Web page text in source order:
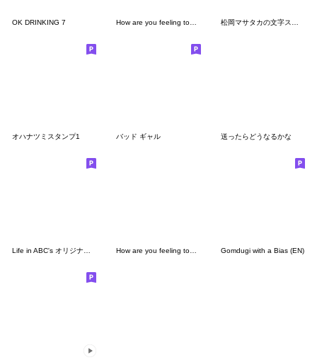
OK DRINKING 7
オハナツミスタンプ1 バッド ギャル 送ったらどうなるかな
Life in ABC's オリジナルスタンプ How are you feeling today (7000) Gomdugi with a Bias (EN)